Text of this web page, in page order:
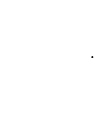
•